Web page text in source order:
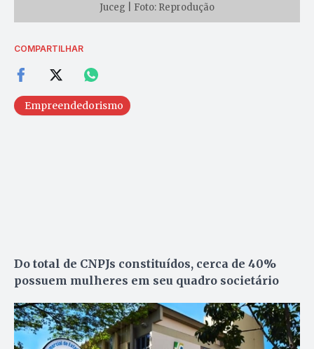
Juceg | Foto: Reprodução
COMPARTILHAR
Empreendedorismo
Do total de CNPJs constituídos, cerca de 40%
possuem mulheres em seu quadro societário